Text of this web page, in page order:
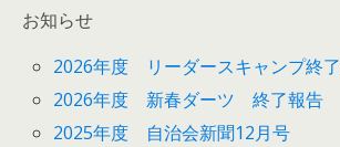
お知らせ
2026年度 リーダースキャンプ終
2026年度 新春ダーツ 終了報告
2025年度 自治会新聞12月号